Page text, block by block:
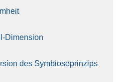
Dimen­si­on
des Sym­bio­se­prin­zips